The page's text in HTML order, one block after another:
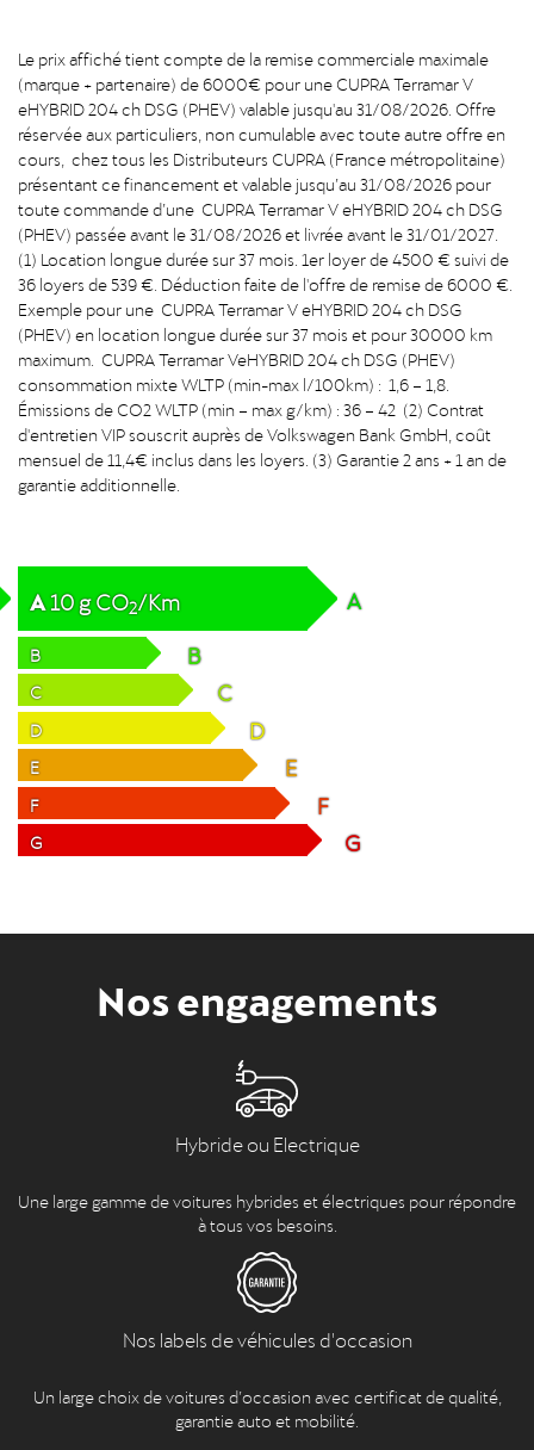
Le prix affiché tient compte de la remise commerciale maximale
(marque + partenaire) de 6000€ pour une CUPRA Terramar V
eHYBRID 204 ch DSG (PHEV) valable jusqu'au 31/08/2026. Offre
réservée aux particuliers, non cumulable avec toute autre offre en
cours, chez tous les Distributeurs CUPRA (France métropolitaine)
présentant ce financement et valable jusqu’au 31/08/2026 pour
toute commande d’une CUPRA Terramar V eHYBRID 204 ch DSG
(PHEV) passée avant le 31/08/2026 et livrée avant le 31/01/2027.
(1) Location longue durée sur 37 mois. 1er loyer de 4500 € suivi de
36 loyers de 539 €. Déduction faite de l'offre de remise de 6000 €.
Exemple pour une CUPRA Terramar V eHYBRID 204 ch DSG
(PHEV) en location longue durée sur 37 mois et pour 30000 km
maximum. CUPRA Terramar VeHYBRID 204 ch DSG (PHEV)
consommation mixte WLTP (min-max l/100km) : 1,6 – 1,8.
Émissions de CO2 WLTP (min – max g/km) : 36 – 42 (2) Contrat
d'entretien VIP souscrit auprès de Volkswagen Bank GmbH, coût
mensuel de 11,4€ inclus dans les loyers. (3) Garantie 2 ans + 1 an de
garantie additionnelle.
A10gCO2/Km A
B B
C C
D D
E E
F F
G G
Nos engagements
Hybride ou Electrique
Une large gamme de voitures hybrides et électriques pour répondre
à tous vos besoins.
Nos labels de véhicules d'occasion
Un large choix de voitures d’occasion avec certificat de qualité,
garantie auto et mobilité.